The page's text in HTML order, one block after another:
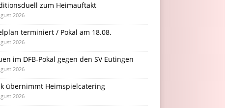
zum Heimauftakt
2026
terminiert / Pokal am 18.08.
2026
im DFB-Pokal gegen den SV Eutingen
2026
übernimmt Heimspielcatering
2026